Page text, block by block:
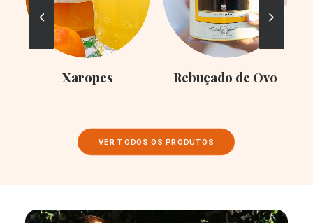
Xaropes Rebuçado de Ovo
VER TODOS OS PRODUTOS